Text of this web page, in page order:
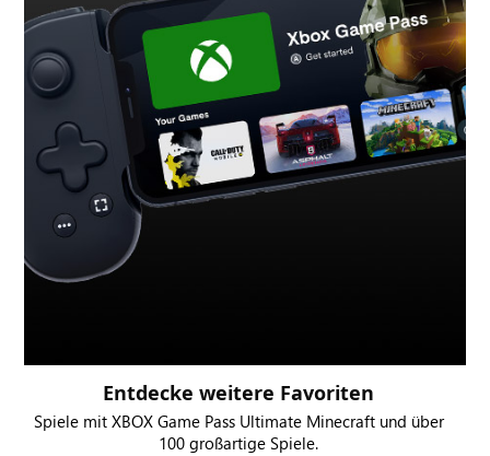
Entdecke weitere Favoriten
Spiele mit XBOX Game Pass Ultimate Minecraft und über
100 großartige Spiele.